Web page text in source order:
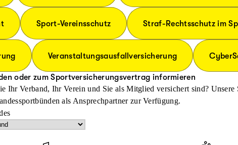
Sport-Vereinsschutz Straf-Rechtsschutz im
Veranstaltungsausfallversicherung
oder zum Sportversicherungsvertrag informieren
Ihr Verband, Ihr Verein und Sie als Mitglied versichert sind? Unsere
als Ansprechpartner zur Verfügung.